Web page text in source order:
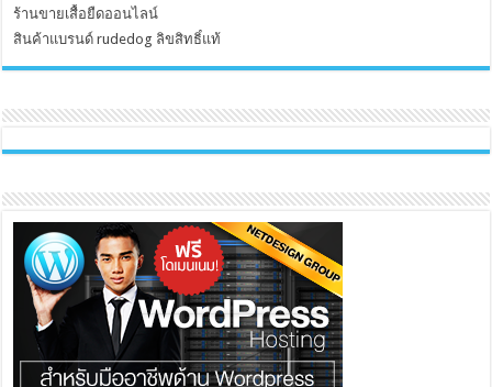
ร้านขายเสื้อยืดออนไลน์
สินค้าแบรนด์ rudedog ลิขสิทธิ์แท้